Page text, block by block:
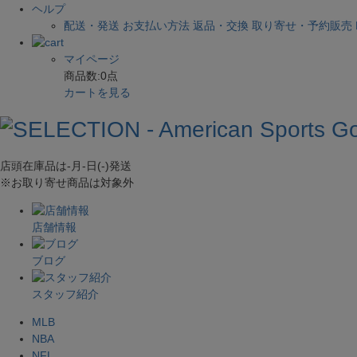
ヘルプ
配送・発送 お支払い方法 返品・交換 取り寄せ・予約販売
マイページ
商品数:0点
カートを見る
店頭在庫品は-月-日(-)発送
※お取り寄せ商品は対象外
店舗情報
ブログ
スタッフ紹介
MLB
NBA